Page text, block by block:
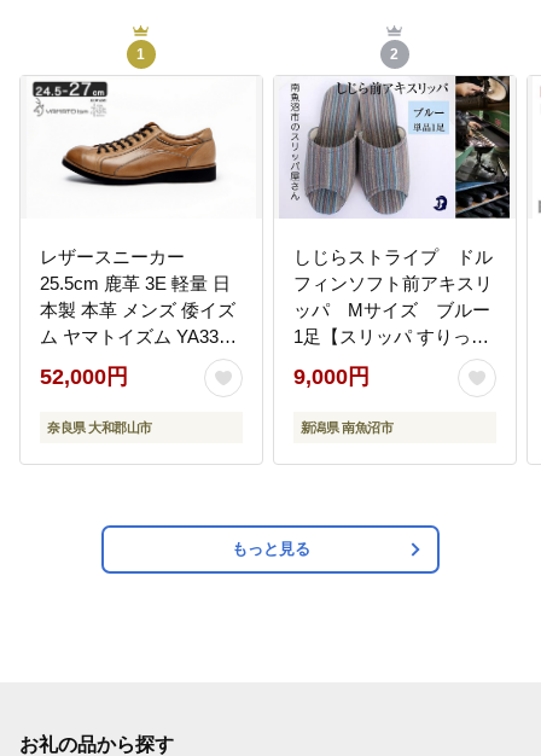
1
レザースニーカー
25.5cm 鹿革 3E 軽量 日
本製 本革 メンズ 倭イズ
ム ヤマトイズム YA3300
ライトブラウン 大和郡
山 奈良 宇陀産 鹿革イン
ソール ビジネス カジュ
納税 奈良県 国産 大和 街
り物 BN003
52,000円
奈良県 大和郡山市
2
しじらストライプ ドル
フィンソフト前アキスリ
ッパ Mサイズ ブルー
1足【スリッパ すりっぱ
くつ ソフト ロングセラ
ー 軽量 軽い ストライプ
ギフト プレゼント ファ
9,000円
新潟県 南魚沼市
もっと見る
お礼の品から探す